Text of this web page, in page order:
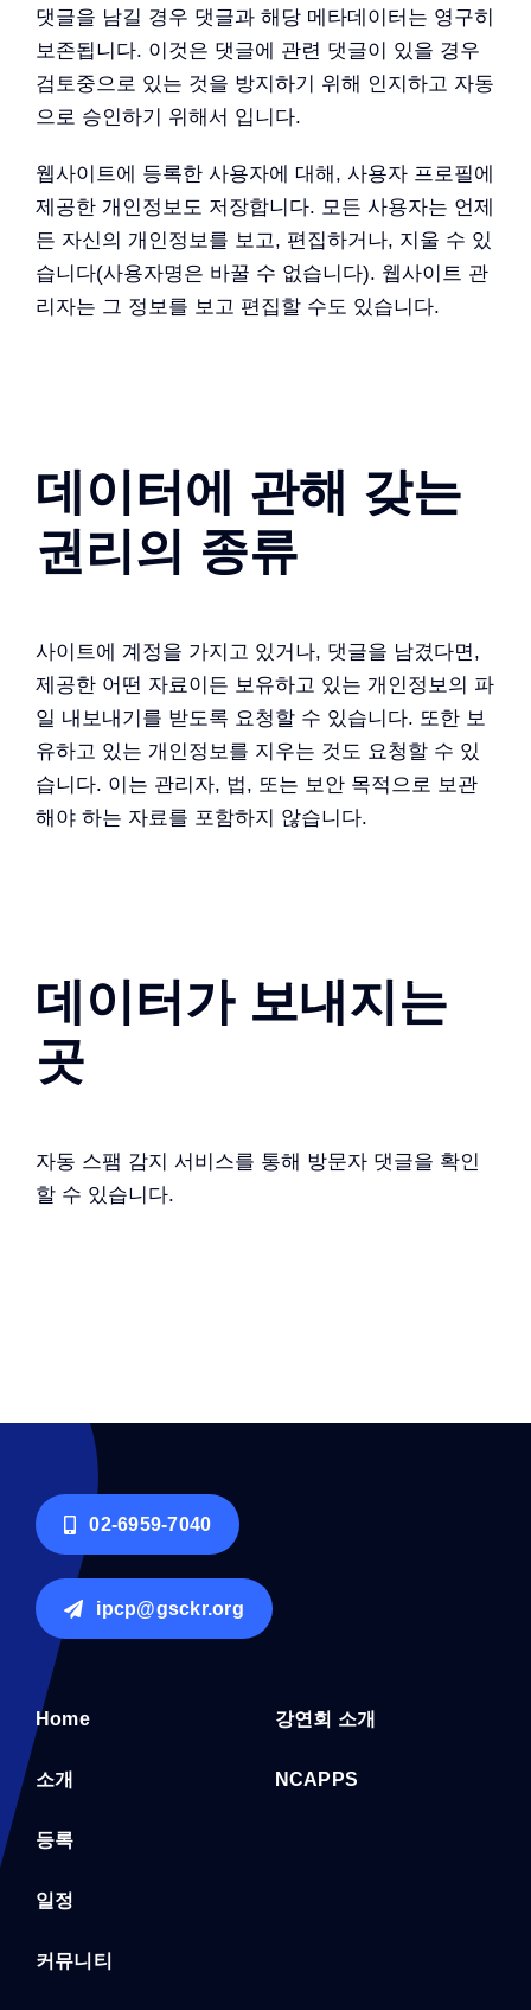
댓글을 남길 경우 댓글과 해당 메타데이터는 영구히
보존됩니다. 이것은 댓글에 관련 댓글이 있을 경우
검토중으로 있는 것을 방지하기 위해 인지하고 자동
으로 승인하기 위해서 입니다.
웹사이트에 등록한 사용자에 대해, 사용자 프로필에
제공한 개인정보도 저장합니다. 모든 사용자는 언제
든 자신의 개인정보를 보고, 편집하거나, 지울 수 있
습니다(사용자명은 바꿀 수 없습니다). 웹사이트 관
리자는 그 정보를 보고 편집할 수도 있습니다.
데이터에 관해 갖는
권리의 종류
사이트에 계정을 가지고 있거나, 댓글을 남겼다면,
제공한 어떤 자료이든 보유하고 있는 개인정보의 파
일 내보내기를 받도록 요청할 수 있습니다. 또한 보
유하고 있는 개인정보를 지우는 것도 요청할 수 있
습니다. 이는 관리자, 법, 또는 보안 목적으로 보관
해야 하는 자료를 포함하지 않습니다.
데이터가 보내지는
곳
자동 스팸 감지 서비스를 통해 방문자 댓글을 확인
할 수 있습니다.
02-6959-7040
ipcp@gsckr.org
Home
소개
등록
일정
커뮤니티
강연회 소개
NCAPPS